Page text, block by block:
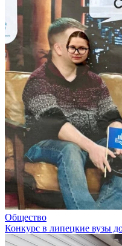
Общество
Конкурс в липецкие вузы